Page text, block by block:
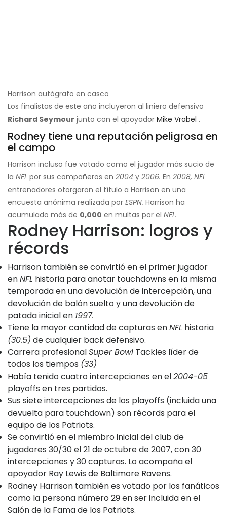
Harrison autógrafo en casco
Los finalistas de este año incluyeron al liniero defensivo
Richard Seymour junto con el apoyador Mike Vrabel .
Rodney tiene una reputación peligrosa en
el campo
Harrison incluso fue votado como el jugador más sucio de
la NFL por sus compañeros en 2004 y 2006. En 2008, NFL
entrenadores otorgaron el título a Harrison en una
encuesta anónima realizada por ESPN. Harrison ha
acumulado más de 0,000 en multas por el NFL.
Rodney Harrison: logros y
récords
Harrison también se convirtió en el primer jugador
enNFL historia para anotar touchdowns en la misma
temporada en una devolución de intercepción, una
devolución de balón suelto y una devolución de
patada inicial en 1997.
Tiene la mayor cantidad de capturas enNFL historia
(30.5) de cualquier back defensivo.
Carrera profesionalSuper Bowl Tackles líder de
todos los tiempos (33)
Había tenido cuatro intercepciones en el2004-05
playoffs en tres partidos.
Sus siete intercepciones de los playoffs (incluida una
devuelta para touchdown) son récords para el
equipo de los Patriots.
Se convirtió en el miembro inicial del club de
jugadores 30/30 el 21 de octubre de 2007, con 30
intercepciones y 30 capturas. Lo acompaña el
apoyador Ray Lewis de Baltimore Ravens.
Rodney Harrison también es votado por los fanáticos
como la persona número 29 en ser incluida en el
Salón de la Fama de los Patriots.